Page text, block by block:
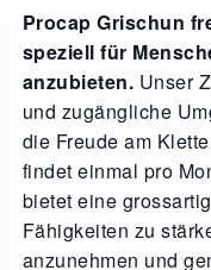
Procap Grischun
speziell für
anzubieten. Unser
und zugängliche
die Freude am
findet einmal pro
bietet eine
Fähigkeiten zu
anzunehmen und